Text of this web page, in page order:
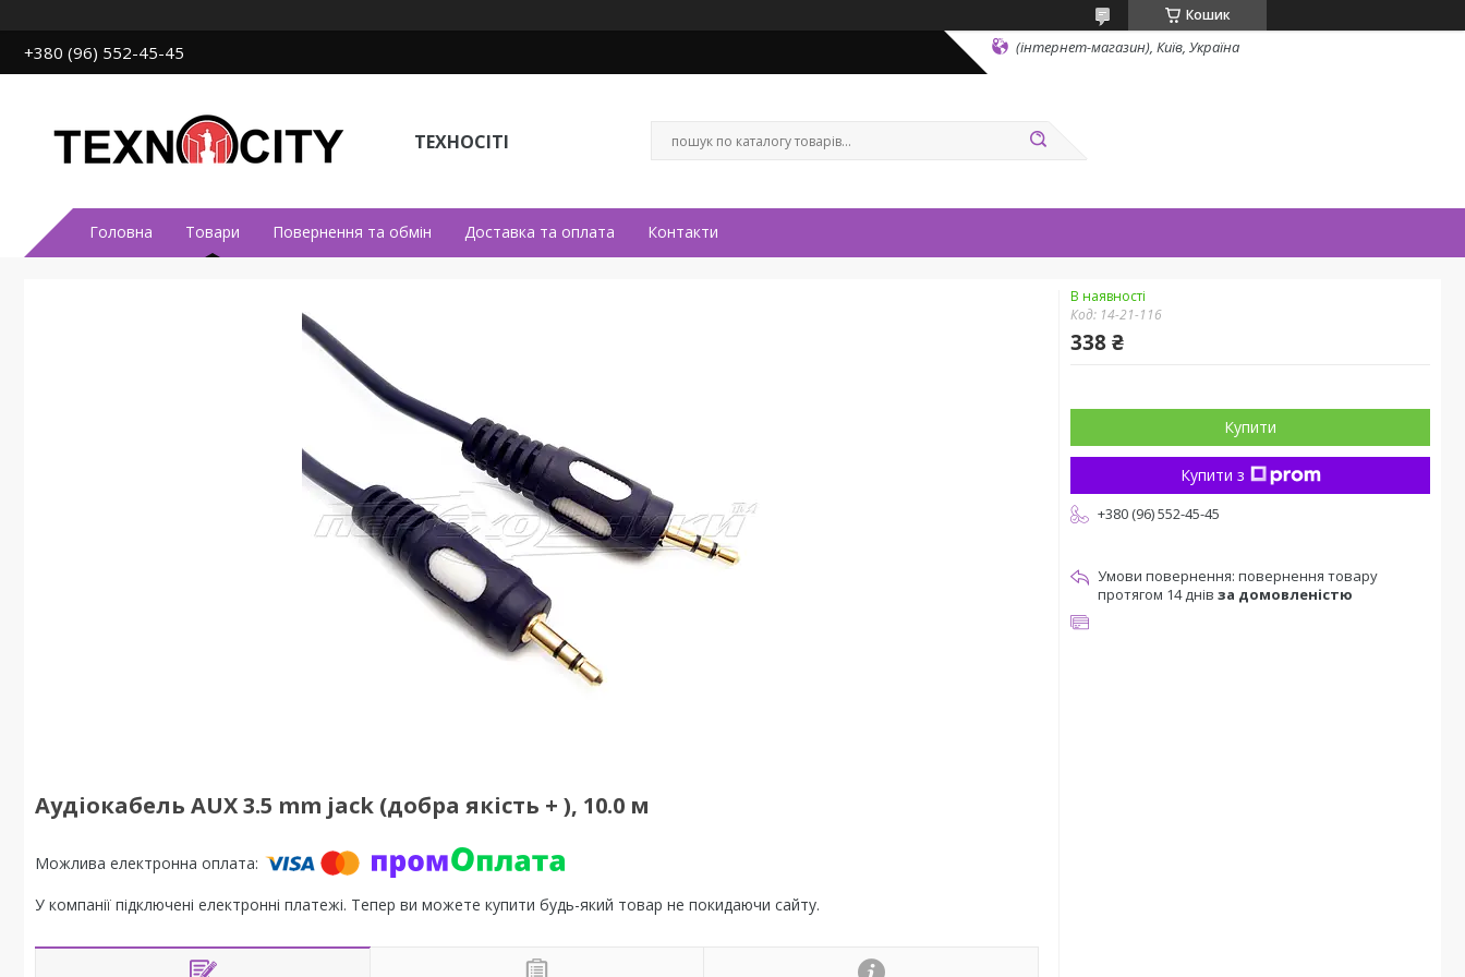
Кошик
+380 (96) 552-45-45 (інтернет-магазин), Київ, Україна
ТЕХНОСІТІ
Головна Товари Повернення та обмін Доставка та оплата Контакти
Аудіокабель AUX 3.5 mm jack (добра якість + ), 10.0 м
У компанії підключені електронні платежі. Тепер ви можете купити будь-який товар не покидаючи сайту.
В наявності
Код: 14-21-116
338 ₴
Купити
Купити з
+380 (96) 552-45-45
повернення товару
протягом 14 днів за домовленістю